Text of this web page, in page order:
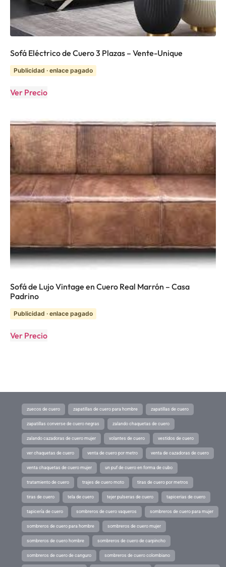
Sofá Eléctrico de Cuero 3 Plazas – Vente-Unique
Publicidad · enlace pagado
Ver Precio
Sofá de Lujo Vintage en Cuero Real Marrón – Casa
Padrino
Publicidad · enlace pagado
Ver Precio
zuecos de cuero zapatillas de cuero para hombre zapatillas de cuero
zapatillas converse de cuero negras zalando chaquetas de cuero
zalando cazadoras de cuero mujer volantes de cuero vestidos de cuero
ver chaquetas de cuero venta de cuero por metro venta de cazadoras de cuero
venta chaquetas de cuero mujer un puf de cuero en forma de cubo
tratamiento de cuero trajes de cuero moto tiras de cuero por metros
tiras de cuero tela de cuero tejer pulseras de cuero tapicerias de cuero
tapicería de cuero sombreros de cuero vaqueros sombreros de cuero para mujer
sombreros de cuero para hombre sombreros de cuero mujer
sombreros de cuero hombre sombreros de cuero de carpincho
sombreros de cuero de canguro sombreros de cuero colombiano